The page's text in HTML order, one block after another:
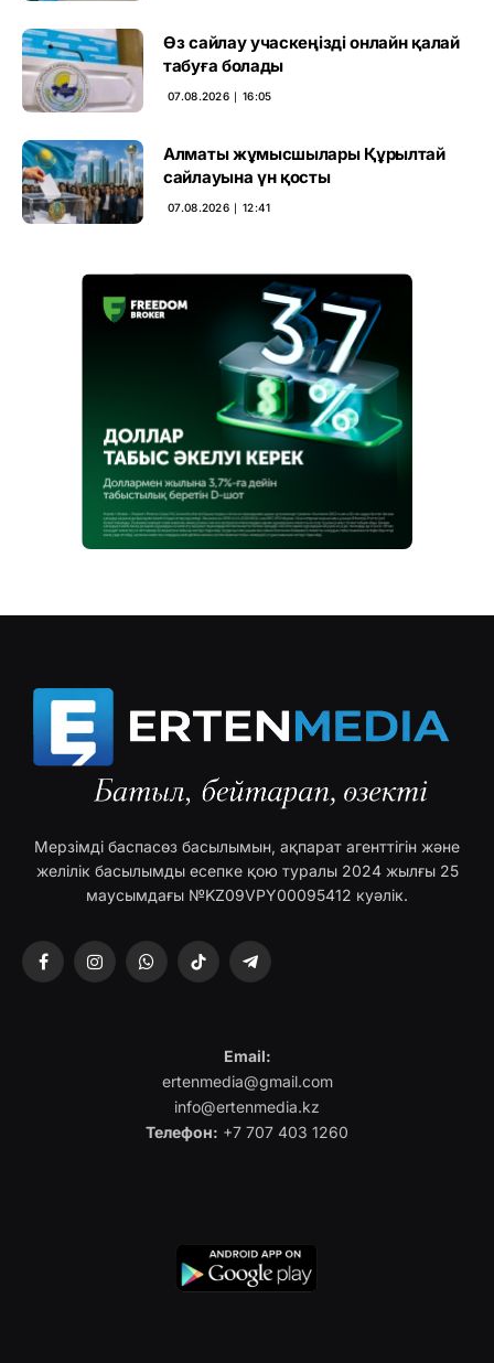
Өз сайлау учаскеңізді онлайн қалай
табуға болады
07.08.2026 ∣ 16:05
Алматы жұмысшылары Құрылтай
сайлауына үн қосты
07.08.2026 ∣ 12:41
Мерзімді баспасөз басылымын, ақпарат агенттігін және
желілік басылымды есепке қою туралы 2024 жылғы 25
маусымдағы №KZ09VPY00095412 куәлік.
FacebookInstagramWhatsAppTikTok Telegram
Email:
ertenmedia@gmail.com
info@ertenmedia.kz
Телефон: +7 707 403 1260